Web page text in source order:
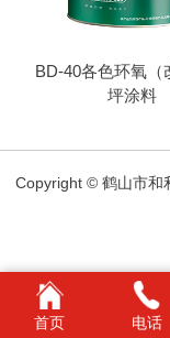
BD-40各色环氧（
坪涂料
Copyright © 鹤山市
首页 电话